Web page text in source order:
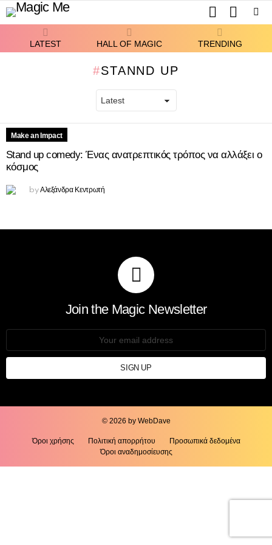
SWITCH
SKIN
LATEST HALL OF MAGIC TRENDING
STANND UP
LATEST
STORIES
Make an Impact
Stand up comedy: Ένας ανατρεπτικός τρόπος να αλλάξει ο
κόσμος
by Αλεξάνδρα Κεντρωτή
Join the Magic Newsletter
© 2026 by WebDave
Όροι χρήσης Πολιτική απορρήτου
Προσωπικά δεδομένα
Όροι αναδημοσίευσης